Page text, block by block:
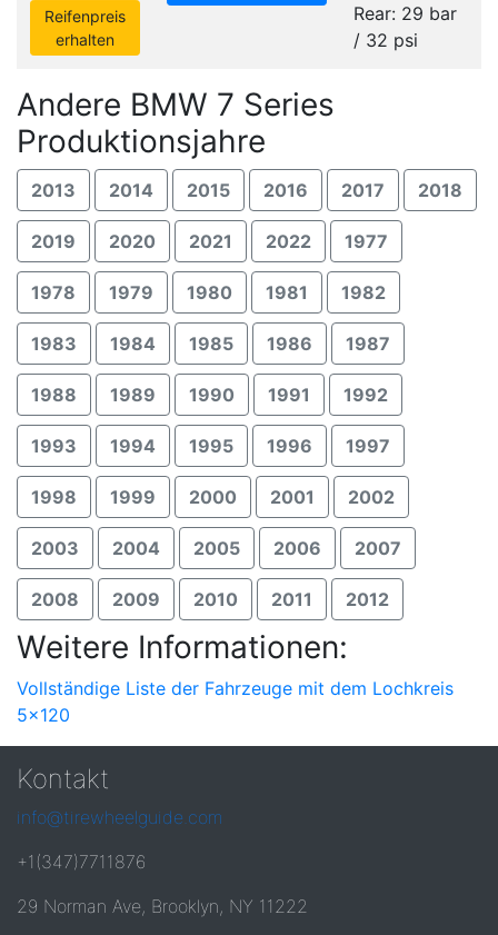
Reifenpreis
erhalten
Rear: 29 bar
/ 32 psi
Andere BMW 7 Series
Produktionsjahre
2013 2014 2015 2016 2017 2018
2019 2020 2021 2022 1977
1978 1979 1980 1981 1982
1983 1984 1985 1986 1987
1988 1989 1990 1991 1992
1993 1994 1995 1996 1997
1998 1999 2000 2001 2002
2003 2004 2005 2006 2007
2008 2009 2010 2011 2012
Weitere Informationen:
Vollständige Liste der Fahrzeuge mit dem Lochkreis
5x120
Kontakt
info@tirewheelguide.com
+1(347)7711876
29 Norman Ave, Brooklyn, NY 11222